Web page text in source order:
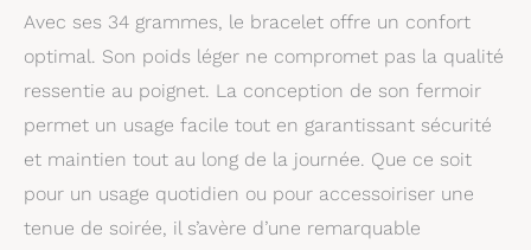
Avec ses 34 grammes, le bracelet offre un confort
optimal. Son poids léger ne compromet pas la qualité
ressentie au poignet. La conception de son fermoir
permet un usage facile tout en garantissant sécurité
et maintien tout au long de la journée. Que ce soit
pour un usage quotidien ou pour accessoiriser une
tenue de soirée, il s’avère d’une remarquable